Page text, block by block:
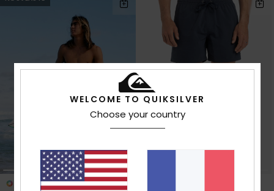
WELCOME TO QUIKSILVER
Choose your country